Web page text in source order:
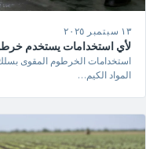
١٣ سبتمبر ٢٠٢٥
لأي استخدامات يستخدم
استخدامات الخرطوم المقوى بسلك
المواد الكيم…